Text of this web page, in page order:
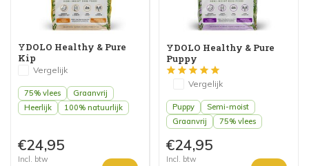
YDOLO Healthy & Pure
Kip
Vergelijk
75% vlees
Graanvrij
Heerlijk
100% natuurlijk
€24,95
Incl. btw
YDOLO Healthy & Pure
Puppy
Vergelijk
Puppy
Semi-moist
Graanvrij
75% vlees
€24,95
Incl. btw